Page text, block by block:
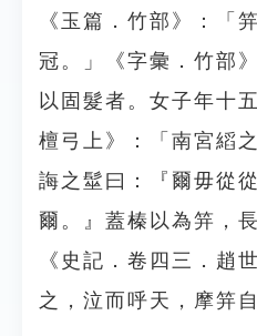
《玉篇．竹部》：「
冠。」《字彙．竹部
以固髮者。女子年十
檀弓上》：「南宮縚
誨之髽曰：『爾毋從
爾。』蓋榛以為笄，
《史記．卷四三．趙
之，泣而呼天，摩笄